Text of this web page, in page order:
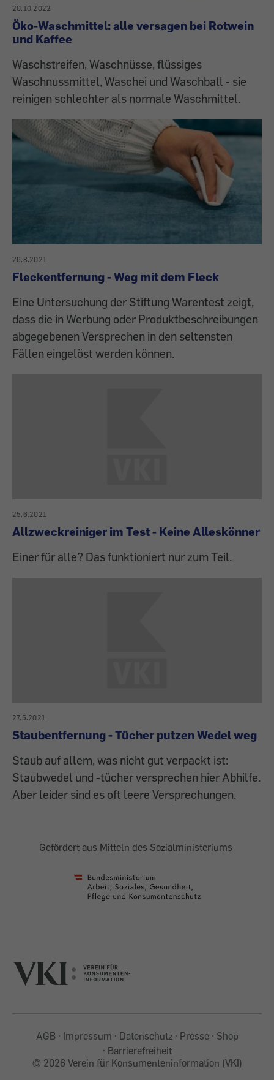
20.10.2022
Öko-Waschmittel: alle versagen bei Rotwein
und Kaffee
Waschstreifen, Waschnüsse, flüssiges
Waschnussmittel, Waschei und Waschball - sie
reinigen schlechter als normale Waschmittel.
26.8.2021
Fleckentfernung - Weg mit dem Fleck
Eine Untersuchung der Stiftung Warentest zeigt,
dass die in Werbung oder Produktbeschreibungen
abgegebenen Versprechen in den seltensten
Fällen eingelöst werden können.
25.6.2021
Allzweckreiniger im Test - Keine Alleskönner
Einer für alle? Das funktioniert nur zum Teil.
27.5.2021
Staubentfernung - Tücher putzen Wedel weg
Staub auf allem, was nicht gut verpackt ist:
Staubwedel und -tücher versprechen hier Abhilfe.
Aber leider sind es oft leere Versprechungen.
Gefördert aus Mitteln des Sozialministeriums
AGB Impressum Datenschutz Presse
Shop
Barrierefreiheit
© 2026 Verein für Konsumenteninformation (VKI)